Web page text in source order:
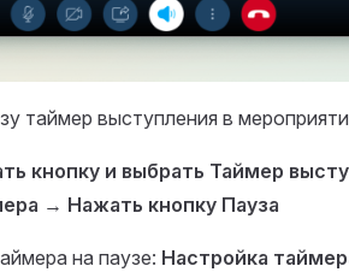
таймер выступления в
кнопку и выбрать Таймер
→ Нажать кнопку Пауза
на паузе: Настройка